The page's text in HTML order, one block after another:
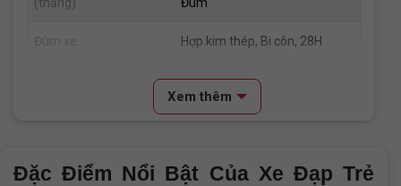
Hợp kim thép, Bi côn, 28H
Hợp kim nhôm
16x2.125
Xem thêm
Đặc Điểm Nổi Bật Của Xe Đạp Trẻ